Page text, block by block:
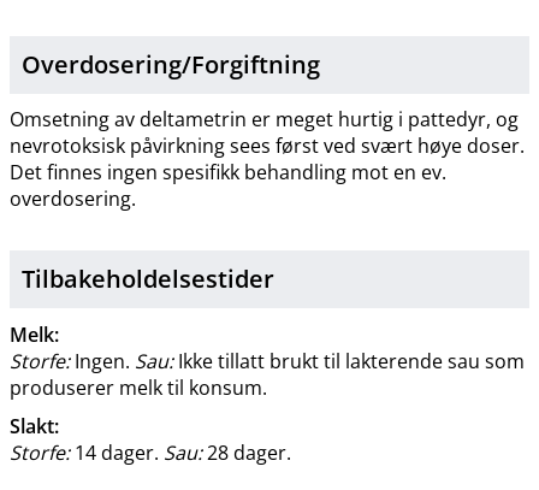
Overdosering​/​Forgiftning
Omsetning av deltametrin er meget hurtig i pattedyr, og
nevrotoksisk påvirkning sees først ved svært høye doser.
Det finnes ingen spesifikk behandling mot en ev.
overdosering.
Tilbakeholdelsestider
Melk:
Storfe:Ingen. Sau:Ikke tillatt brukt til lakterende sau som
produserer melk til konsum.
Slakt:
Storfe:14 dager. Sau:28 dager.